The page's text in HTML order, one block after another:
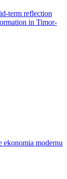
term reflection
in Timor-
ekonomia modernu